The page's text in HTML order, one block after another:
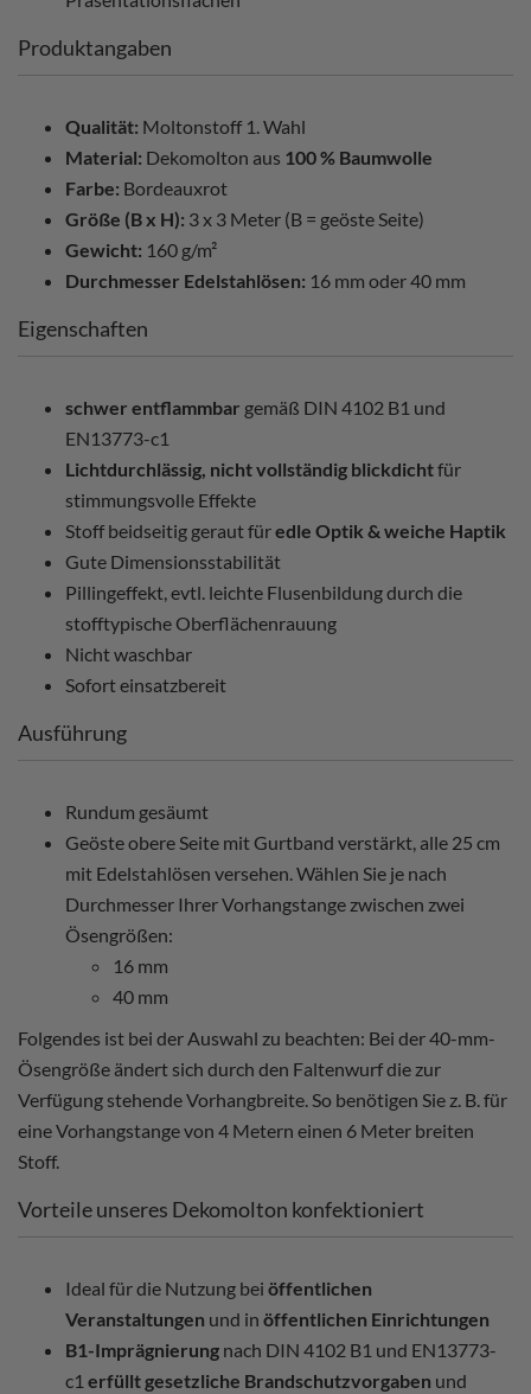
Produktangaben
Qualität: Moltonstoff 1. Wahl
Material: Dekomolton aus 100 % Baumwolle
Farbe: Bordeauxrot
Größe (B x H): 3 x 3 Meter (B = geöste Seite)
Gewicht: 160 g/m²
Durchmesser Edelstahlösen: 16 mm oder 40 mm
Eigenschaften
schwer entflammbar gemäß DIN 4102 B1 und
EN13773-c1
Lichtdurchlässig, nicht vollständig blickdichtfür
stimmungsvolle Effekte
Stoff beidseitig geraut füredle Optik & weiche Haptik
Gute Dimensionsstabilität
Pillingeffekt, evtl. leichte Flusenbildung durch die
stofftypische Oberflächenrauung
Nicht waschbar
Sofort einsatzbereit
Ausführung
Rundum gesäumt
Geöste obere Seite mit Gurtband verstärkt, alle 25 cm
mit Edelstahlösen versehen. Wählen Sie je nach
Durchmesser Ihrer Vorhangstange zwischen zwei
Ösengrößen:
16 mm
40 mm
Folgendes ist bei der Auswahl zu beachten: Bei der 40-mm-
Ösengröße ändert sich durch den Faltenwurf die zur
Verfügung stehende Vorhangbreite. So benötigen Sie z. B. für
eine Vorhangstange von 4 Metern einen 6 Meter breiten
Stoff.
Vorteile unseres Dekomolton konfektioniert
Ideal für die Nutzung bei öffentlichen
Veranstaltungen und in öffentlichen Einrichtungen
B1-Imprägnierung nach DIN 4102 B1 und EN13773-
c1 erfüllt gesetzliche Brandschutzvorgaben und